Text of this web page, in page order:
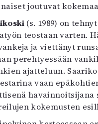
Lehdet
4/2026
2–3/2026
1/2026
6/2025
5/2025 saame
5/2025
Lehtiarkisto
joutuvat
(s. 1989) on
teostaan varten.
ja viettänyt
perehtyessään
ajatteluun.
vaan
havainnoitsijana
kokemusten